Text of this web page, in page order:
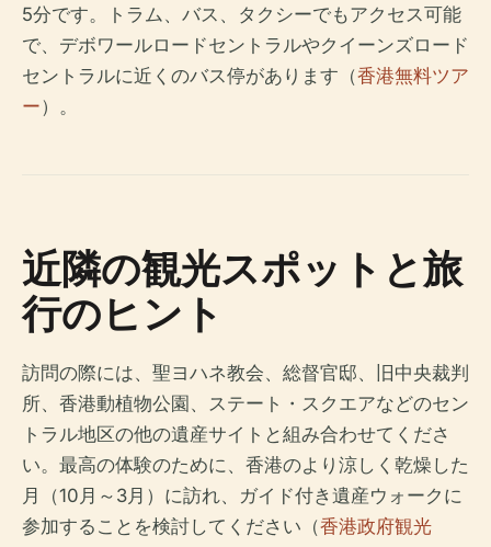
5分です。トラム、バス、タクシーでもアクセス可能
で、デボワールロードセントラルやクイーンズロード
セントラルに近くのバス停があります（香港無料ツア
ー）。
近隣の観光スポットと旅
行のヒント
訪問の際には、聖ヨハネ教会、総督官邸、旧中央裁判
所、香港動植物公園、ステート・スクエアなどのセン
トラル地区の他の遺産サイトと組み合わせてくださ
い。最高の体験のために、香港のより涼しく乾燥した
月（10月～3月）に訪れ、ガイド付き遺産ウォークに
参加することを検討してください（香港政府観光